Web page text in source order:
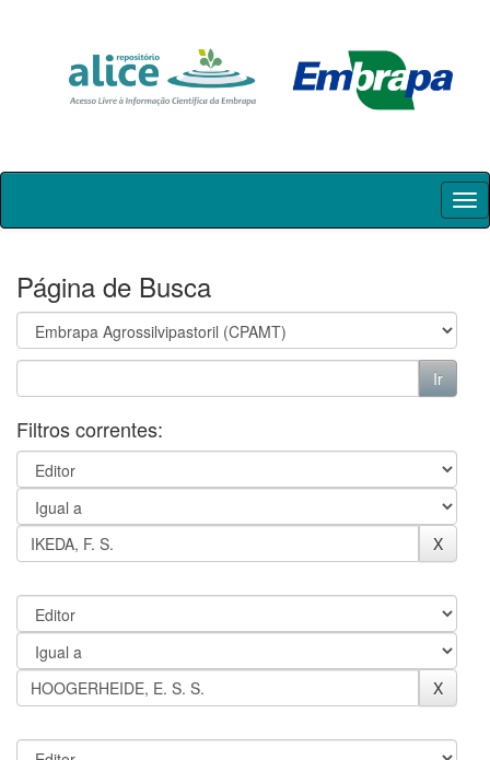
Skip
Página de Busca
Filtros correntes: